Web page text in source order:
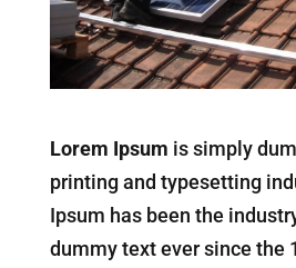
Lorem Ipsum is simply
printing and typesetting
Ipsum has been the
dummy text ever since the